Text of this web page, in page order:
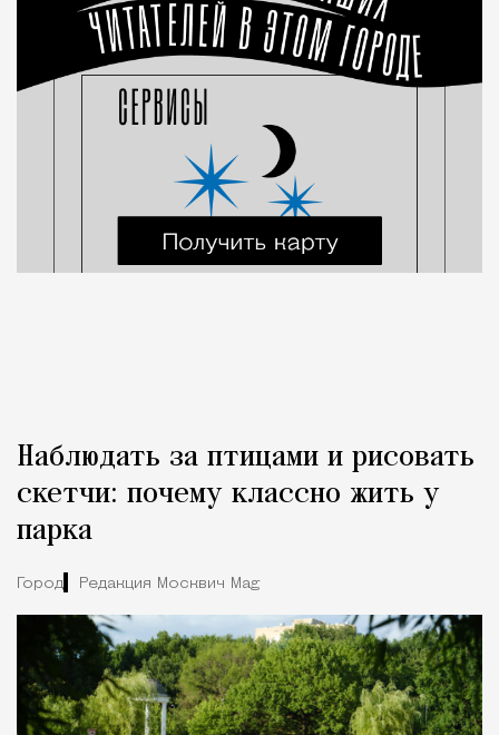
Наблюдать за птицами и рисовать
скетчи: почему классно жить у
парка
Город Редакция Москвич Mag